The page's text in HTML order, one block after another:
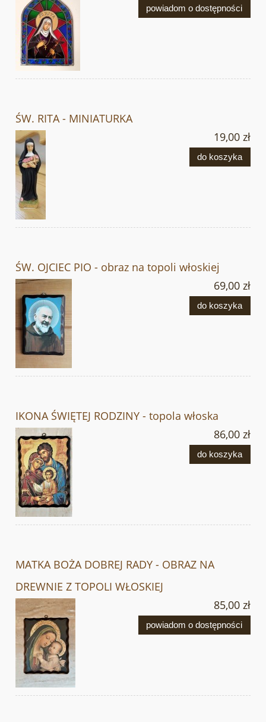
powiadom o dostępności
ŚW. RITA - MINIATURKA
19,00 zł
do koszyka
ŚW. OJCIEC PIO - obraz na topoli włoskiej
69,00 zł
do koszyka
IKONA ŚWIĘTEJ RODZINY - topola włoska
86,00 zł
do koszyka
MATKA BOŻA DOBREJ RADY - OBRAZ NA
DREWNIE Z TOPOLI WŁOSKIEJ
85,00 zł
powiadom o dostępności